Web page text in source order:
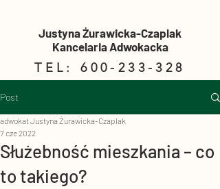
Justyna Żurawicka-Czaplak
Kancelaria Adwokacka
TEL:600-233-328
Post
Służebność mieszkania – co
to takiego?
adwokat Justyna Żurawicka-Czaplak
7 cze 2022